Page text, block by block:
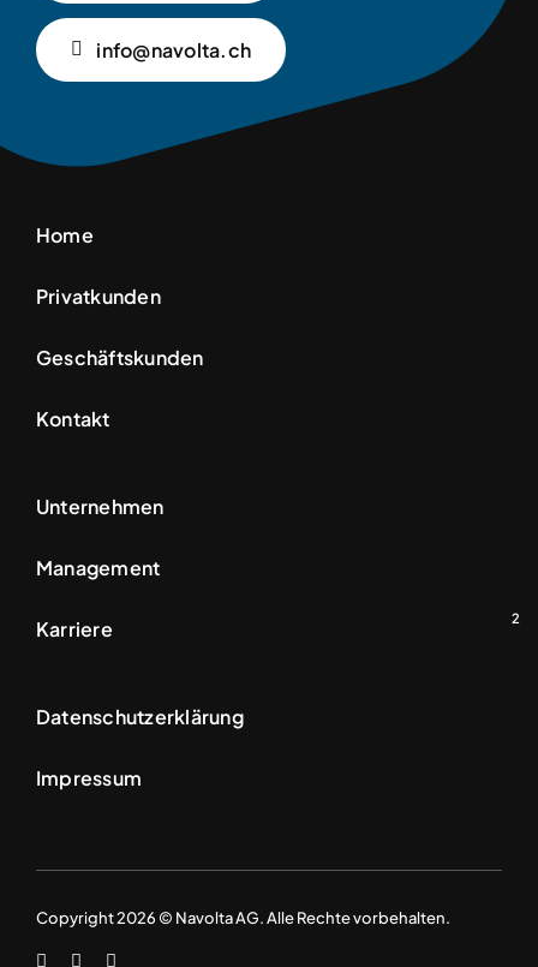
info@navolta.ch
Home
Privatkunden
Geschäftskunden
Kontakt
Unternehmen
Management
Karriere 2
Datenschutzerklärung
Impressum
Copyright 2026 © Navolta AG. Alle Rechte vorbehalten.